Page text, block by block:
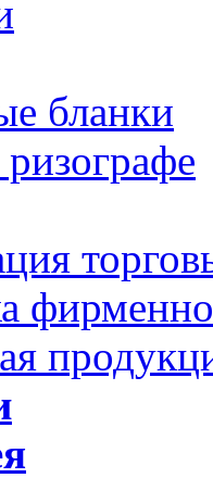
бланки